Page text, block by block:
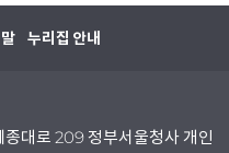
누리집 안내
대로 209 정부서울청사 개인